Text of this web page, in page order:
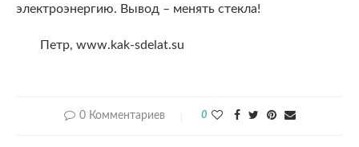
электроэнергию. Вывод – менять стекла!
Петр, www.kak-sdelat.su
0 Комментариев 0